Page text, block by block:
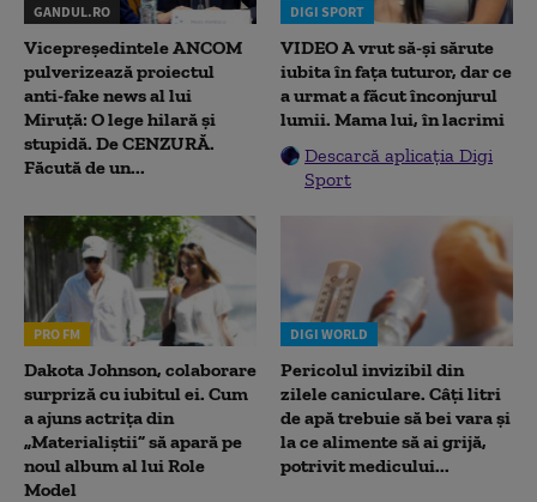
GANDUL.RO
Vicepreședintele ANCOM
pulverizează proiectul
anti-fake news al lui
Miruță: O lege hilară și
stupidă. De CENZURĂ.
Făcută de un...
DIGI SPORT
VIDEO A vrut să-și sărute
iubita în fața tuturor, dar ce
a urmat a făcut înconjurul
lumii. Mama lui, în lacrimi
Descarcă aplicația Digi
Sport
PRO FM
Dakota Johnson, colaborare
surpriză cu iubitul ei. Cum
a ajuns actrița din
„Materialiștii” să apară pe
noul album al lui Role
Model
DIGI WORLD
Pericolul invizibil din
zilele caniculare. Câți litri
de apă trebuie să bei vara și
la ce alimente să ai grijă,
potrivit medicului...